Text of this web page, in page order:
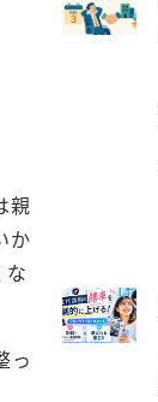
親
か
な
っ